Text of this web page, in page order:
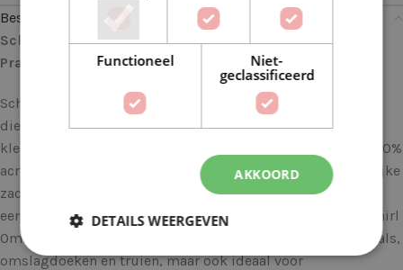
Beschrijving
Scheepjes Whirl Ombré 558 Shrinking Violet: Voor Een
Prachtig Verloop in Elk Project
Scheepjes Whirl Ombré is het perfecte garen voor iedereen
die houdt van kleurrijke projecten met een vloeiend
kleurverloop. Dit garen, samengesteld uit 60% katoen en 40%
acryl, combineert het beste van twee werelden: de natuurlijke
zachtheid van katoen en de lichte veerkracht van acryl. Met
een aanbevolen naalddikte van 3,5 – 4 mm is Scheepjes Whirl
Ombré geschikt voor diverse handwerkprojecten zoals sjaals,
omslagdoeken en truien, maar ook ideaal voor
Functioneel
Niet-
geclassificeerd
AKKOORD
DETAILS WEERGEVEN